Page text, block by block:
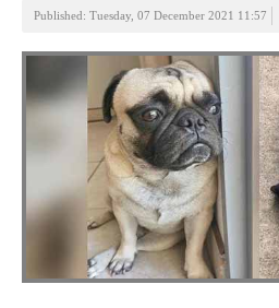
Published: Tuesday, 07 December 2021 11:57